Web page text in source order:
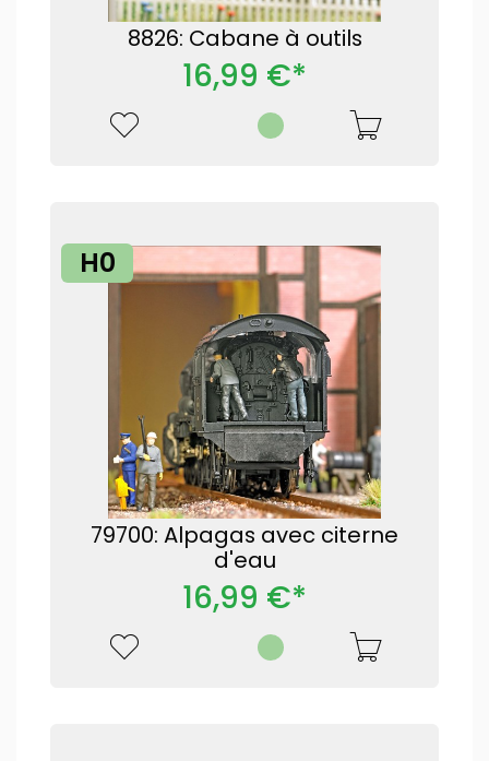
8826: Cabane à outils
16,99 €*
H0
79700: Alpagas avec citerne
d'eau
16,99 €*